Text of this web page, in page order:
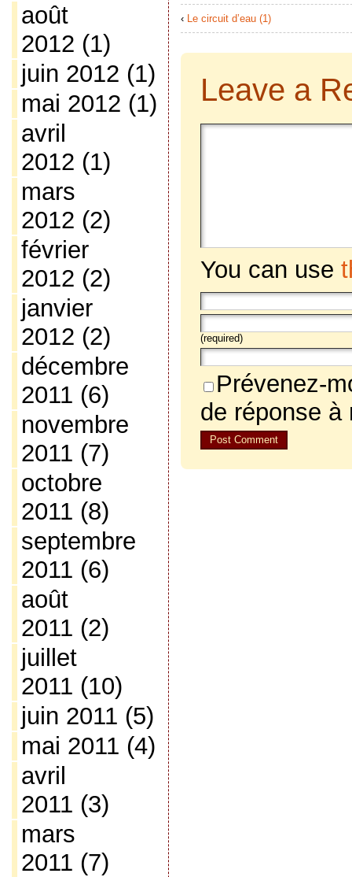
août
2012 (1)
juin 2012 (1)
mai 2012 (1)
avril
2012 (1)
mars
2012 (2)
février
2012 (2)
janvier
2012 (2)
décembre
2011 (6)
novembre
2011 (7)
octobre
2011 (8)
septembre
2011 (6)
août
2011 (2)
juillet
2011 (10)
juin 2011 (5)
mai 2011 (4)
avril
2011 (3)
mars
2011 (7)
‹ Le circuit d’eau (1)
Leave a
You can use
(required)
Prévenez-
de réponse à